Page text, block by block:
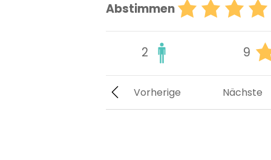
Abstimmen
2 9
Nächste
Vorherige